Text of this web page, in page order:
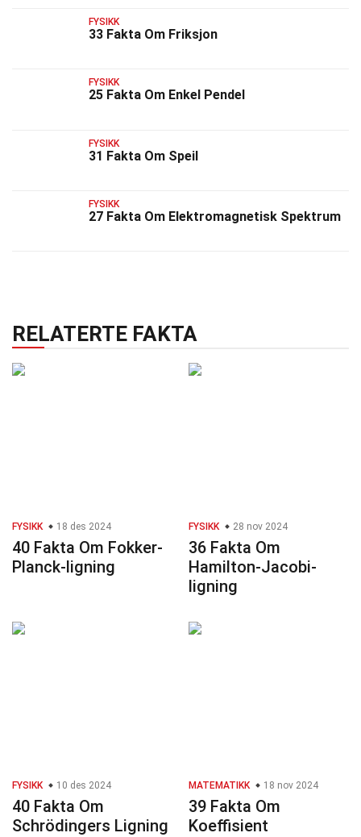
FYSIKK
33 Fakta Om Friksjon
FYSIKK
25 Fakta Om Enkel Pendel
FYSIKK
31 Fakta Om Speil
FYSIKK
27 Fakta Om Elektromagnetisk Spektrum
RELATERTE FAKTA
FYSIKK 18 des 2024
40 Fakta Om Fokker-
Planck-ligning
FYSIKK 28 nov 2024
36 Fakta Om
Hamilton-Jacobi-
ligning
FYSIKK 10 des 2024
40 Fakta Om
Schrödingers Ligning
MATEMATIKK 18 nov 2024
39 Fakta Om
Koeffisient